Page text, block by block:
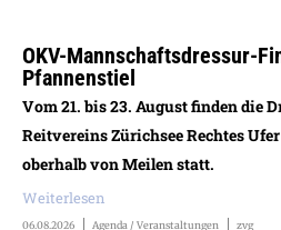
OKV-Mannschaftsdressur-
Pfannenstiel
Vom 21. bis 23. August finden die
Reitvereins Zürichsee Rechtes
oberhalb von Meilen statt.
Weiterlesen
06.08.2026 Agenda / Veranstaltungen zvg